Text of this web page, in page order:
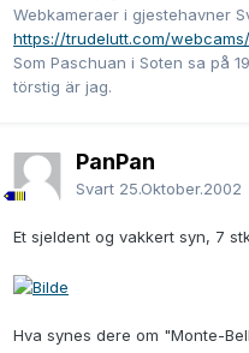
Webkameraer i gjestehavner
https://trudelutt.com/webcams/
Som Paschuan i Soten sa på
törstig är jag.
PanPan
Svart 25.Oktober.2002
Et sjeldent og vakkert syn, 7
Hva synes dere om "Monte-